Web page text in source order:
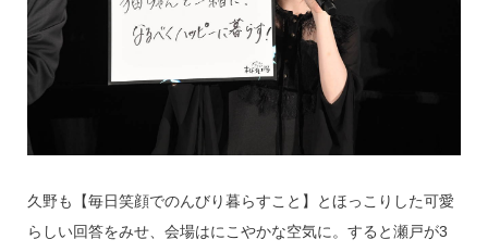
久野も【毎日笑顔でのんびり暮らすこと】とほっこりした可愛
らしい回答をみせ、会場はにこやかな空気に。すると瀬戸が3